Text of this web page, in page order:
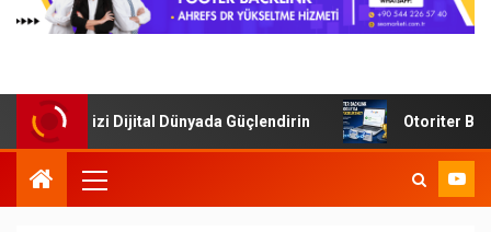
İşletmenizi Dijital Dünyada Güçlendirin Otoriter